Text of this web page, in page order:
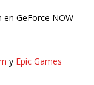
GeForce NOW
y Epic Games